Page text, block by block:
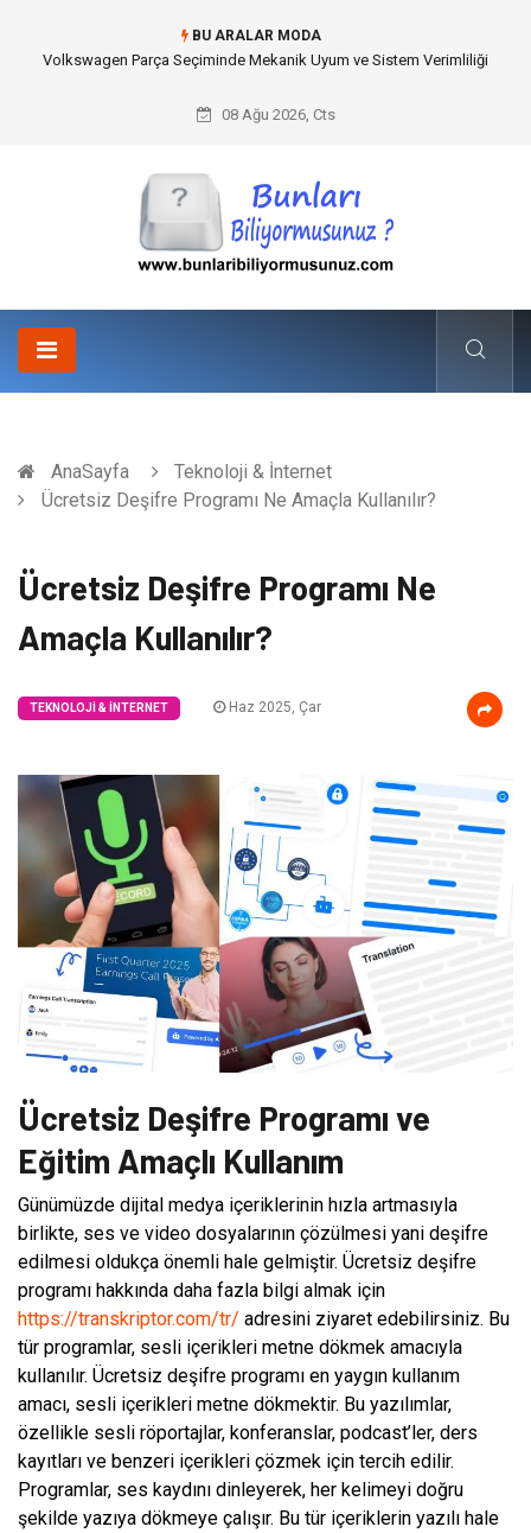
BU ARALAR MODA
Best Wedding Photographer in Turkey Seçimi Nasıl Yapılmalı?
08 Ağu 2026, Cts
AnaSayfa
Teknoloji & İnternet
Ücretsiz Deşifre Programı Ne Amaçla Kullanılır?
Ücretsiz Deşifre Programı Ne
Amaçla Kullanılır?
TEKNOLOJI & İNTERNET Haz 2025, Çar
Ücretsiz Deşifre Programı ve
Eğitim Amaçlı Kullanım
Günümüzde dijital medya içeriklerinin hızla artmasıyla
birlikte, ses ve video dosyalarının çözülmesi yani deşifre
edilmesi oldukça önemli hale gelmiştir. Ücretsiz deşifre
programı hakkında daha fazla bilgi almak için
https://transkriptor.com/tr/ adresini ziyaret edebilirsiniz. Bu
tür programlar, sesli içerikleri metne dökmek amacıyla
kullanılır. Ücretsiz deşifre programı en yaygın kullanım
amacı, sesli içerikleri metne dökmektir. Bu yazılımlar,
özellikle sesli röportajlar, konferanslar, podcast’ler, ders
kayıtları ve benzeri içerikleri çözmek için tercih edilir.
Programlar, ses kaydını dinleyerek, her kelimeyi doğru
şekilde yazıya dökmeye çalışır. Bu tür içeriklerin yazılı hale